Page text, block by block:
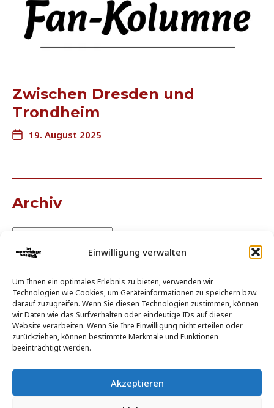
Einwilligung verwalten
Um Ihnen ein optimales Erlebnis zu bieten, verwenden wir
Technologien wie Cookies, um Geräteinformationen zu speichern bzw.
darauf zuzugreifen. Wenn Sie diesen Technologien zustimmen, können
wir Daten wie das Surfverhalten oder eindeutige IDs auf dieser
Website verarbeiten. Wenn Sie Ihre Einwilligung nicht erteilen oder
zurückziehen, können bestimmte Merkmale und Funktionen
beeinträchtigt werden.
Akzeptieren
Zwischen Dresden und
Trondheim
19. August 2025
Archiv
Fan-Kolumne
Kontakt